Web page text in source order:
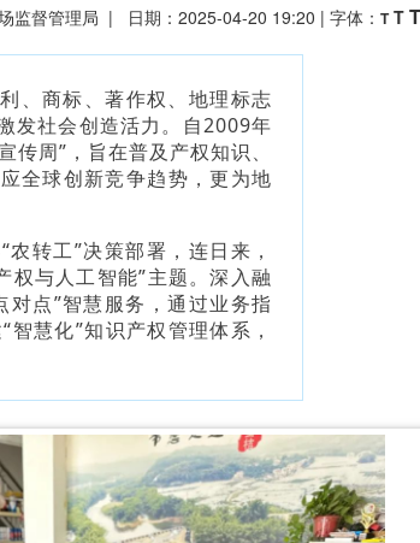
监督管理局 | 日期：2025-04-20 19:20 | 字体： T T T
、商标、著作权、地理标志
发社会创造活力。自2009年
周”，旨在普及产权知识、
全球创新竞争趋势，更为地
转工”决策部署，连日来，
与人工智能”主题。深入融
点”智慧服务，通过业务指
慧化”知识产权管理体系，